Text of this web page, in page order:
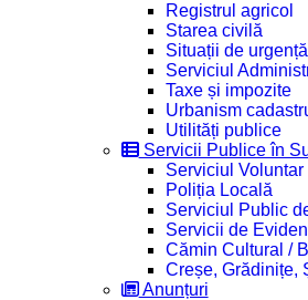
Registrul agricol
Starea civilă
Situații de urgență
Serviciul
Taxe și impozite
Urbanism
Utilități publice
Servicii Publice în
Serviciul
Poliția Locală
Serviciul Public
Servicii de
Cămin Cultural /
Creșe, Grădinițe,
Anunțuri